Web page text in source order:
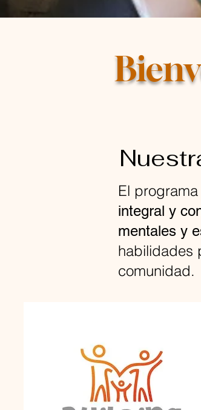
El
integral y
mentales y
habilidades
comunidad.